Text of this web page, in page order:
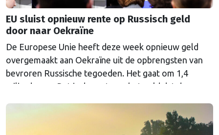
EU sluist opnieuw rente op Russisch geld
door naar Oekraïne
De Europese Unie heeft deze week opnieuw geld
overgemaakt aan Oekraïne uit de opbrengsten van
bevroren Russische tegoeden. Het gaat om 1,4
miljard euro. Dat is de rente op het geld dat de
Euroclear parkeerde. De EU bevroor dat geld na de
Continued